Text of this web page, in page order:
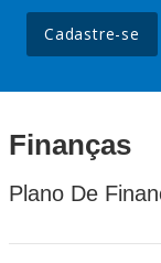
Cadastre-se
Finanças
Plano De